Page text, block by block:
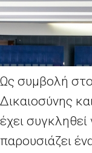
Ως συμβολή
Δικαιοσύνης
έχει
παρουσιάζει